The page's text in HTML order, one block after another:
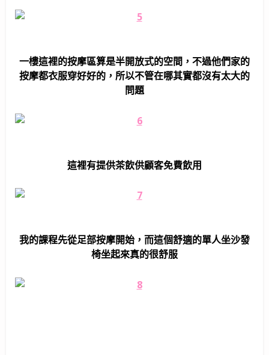
一樓這裡的按摩區算是半開放式的空間，不過他們家的
按摩都衣服穿好好的，所以不管在哪其實都沒有太大的
問題
這裡有提供茶飲供顧客免費飲用
我的課程先從足部按摩開始，而這個舒適的單人坐沙發
椅坐起來真的很舒服